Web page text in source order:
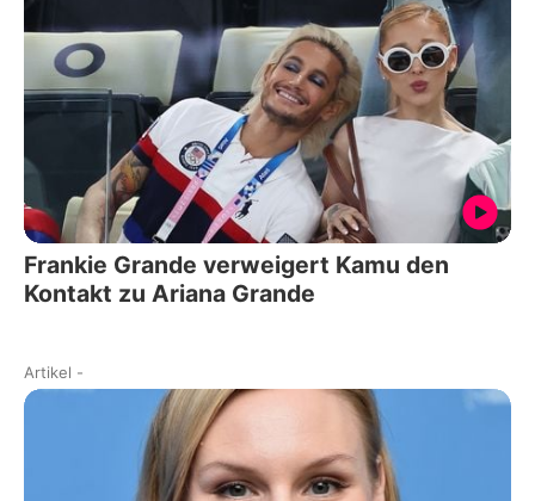
Frankie Grande verweigert Kamu den
Kontakt zu Ariana Grande
Artikel -